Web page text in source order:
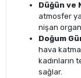
Düğün ve
atmosfer
nişan
Doğum
hava
kadınların
sağlar.